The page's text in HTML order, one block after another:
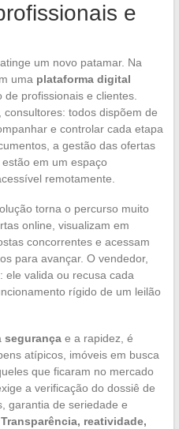
e
um novo patamar. Na
uma plataforma digital
profissionais e clientes.
todos dispõem de
e controlar cada etapa
a gestão das ofertas
em um espaço
remotamente.
torna o percurso muito
online, visualizam em
concorrentes e acessam
para avançar. O vendedor,
ele valida ou recusa cada
rígido de um leilão
segurançae a rapidez, é
atípicos, imóveis em busca
que ficaram no mercado
a verificação do dossiê de
garantia de seriedade e
Transparência, reatividade,